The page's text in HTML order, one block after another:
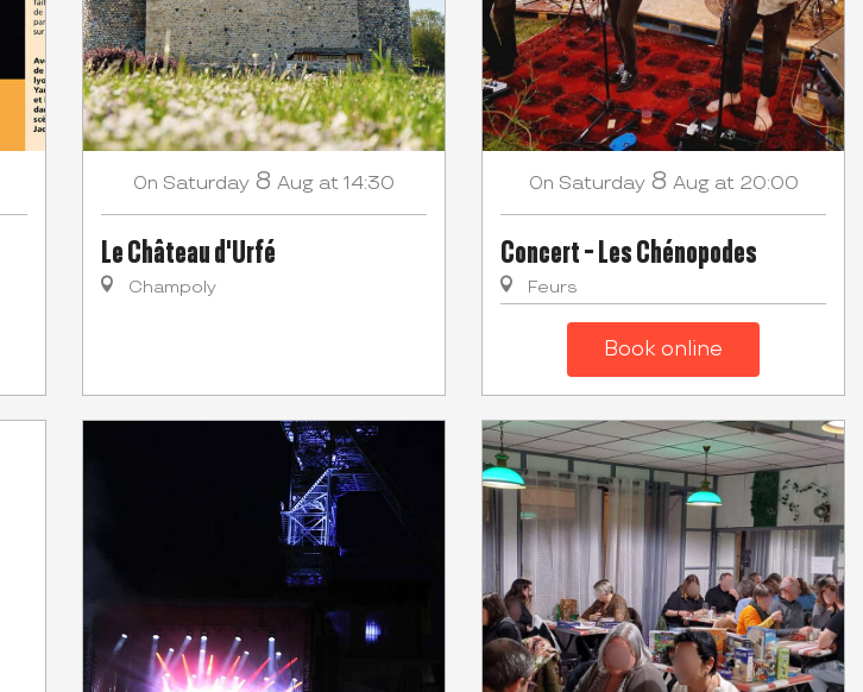
On Saturday 8 Aug at 14:30
Le Château d'Urfé
Champoly
On Saturday 8 Aug at 20:00
Concert - Les Chénopodes
Feurs
Book online